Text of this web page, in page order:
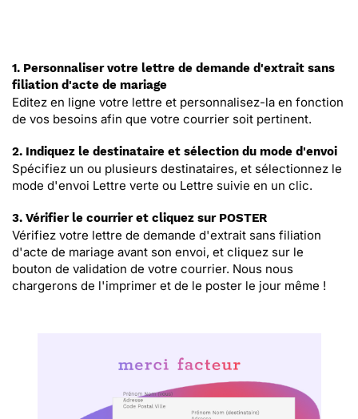
1. Personnaliser votre lettre de demande d'extrait sans
filiation d'acte de mariage
Editez en ligne votre lettre et personnalisez-la en fonction
de vos besoins afin que votre courrier soit pertinent.
2. Indiquez le destinataire et sélection du mode d'envoi
Spécifiez un ou plusieurs destinataires, et sélectionnez le
mode d'envoi Lettre verte ou Lettre suivie en un clic.
3. Vérifier le courrier et cliquez sur POSTER
Vérifiez votre lettre de demande d'extrait sans filiation
d'acte de mariage avant son envoi, et cliquez sur le
bouton de validation de votre courrier. Nous nous
chargerons de l'imprimer et de le poster le jour même !